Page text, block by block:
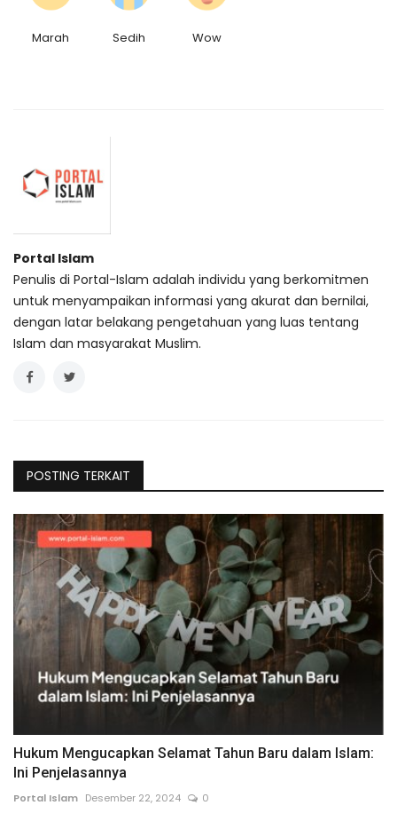
Marah Sedih Wow
Portal Islam
Penulis di Portal-Islam adalah individu yang berkomitmen
untuk menyampaikan informasi yang akurat dan bernilai,
dengan latar belakang pengetahuan yang luas tentang
Islam dan masyarakat Muslim.
POSTING TERKAIT
Hukum Mengucapkan Selamat Tahun Baru dalam Islam:
Ini Penjelasannya
Portal Islam Desember 22, 2024 0